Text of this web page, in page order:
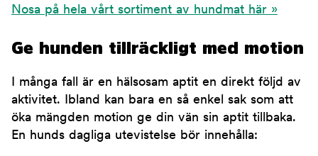
Nosa på hela vårt sortiment av hundmat här »
Ge hunden tillräckligt med motion
I många fall är en hälsosam aptit en direkt följd av
aktivitet. Ibland kan bara en så enkel sak som att
öka mängden motion ge din vän sin aptit tillbaka.
En hunds dagliga utevistelse bör innehålla: